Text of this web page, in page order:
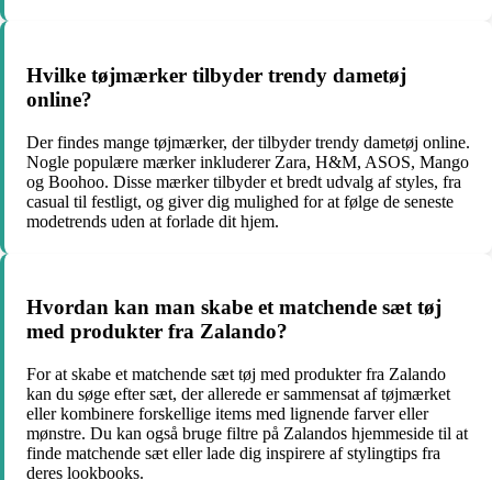
Hvilke tøjmærker tilbyder trendy dametøj
online?
Der findes mange tøjmærker, der tilbyder trendy dametøj online.
Nogle populære mærker inkluderer Zara, H&M, ASOS, Mango
og Boohoo. Disse mærker tilbyder et bredt udvalg af styles, fra
casual til festligt, og giver dig mulighed for at følge de seneste
modetrends uden at forlade dit hjem.
Hvordan kan man skabe et matchende sæt tøj
med produkter fra Zalando?
For at skabe et matchende sæt tøj med produkter fra Zalando
kan du søge efter sæt, der allerede er sammensat af tøjmærket
eller kombinere forskellige items med lignende farver eller
mønstre. Du kan også bruge filtre på Zalandos hjemmeside til at
finde matchende sæt eller lade dig inspirere af stylingtips fra
deres lookbooks.